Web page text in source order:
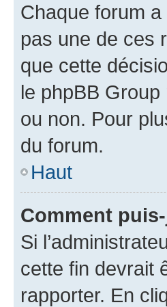
Chaque forum
pas une de ces
que cette
le phpBB
ou non. Pour
du forum.
Haut
Comment
Si
cette fin devrait
rapporter. En